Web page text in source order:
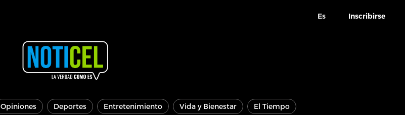
Es Inscribirse
Opiniones Deportes Entretenimiento Vida y Bienestar El Tiempo